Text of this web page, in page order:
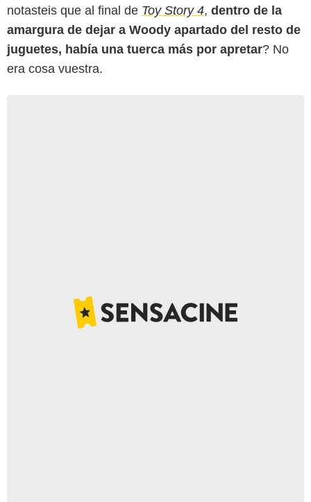
notasteis que al final de Toy Story 4, dentro de la
amargura de dejar a Woody apartado del resto de
juguetes, había una tuerca más por apretar? No
era cosa vuestra.